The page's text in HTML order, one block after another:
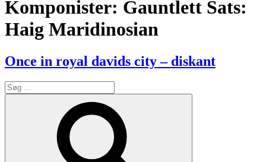
Komponister: Gauntlett Sats:
Haig Maridinosian
Once in royal davids city – diskant
Søg
efter: